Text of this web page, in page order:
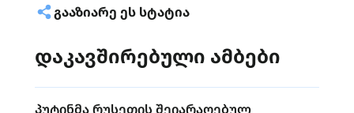
ᲒᲐᲐᲖᲘᲐᲠᲔ ᲔᲡ ᲡᲢᲐᲢᲘᲐ
დაკავშირებული ამბები
პუტინმა რუსეთის შეიარაღებულ